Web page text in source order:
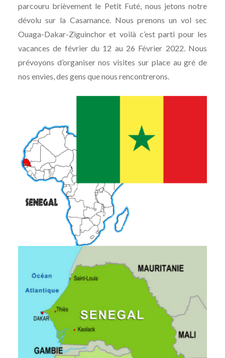
parcouru brièvement le Petit Futé, nous jetons notre
dévolu sur la Casamance. Nous prenons un vol sec
Ouaga-Dakar-Ziguinchor et voilà c’est parti pour les
vacances de février du 12 au 26 Février 2022. Nous
prévoyons d’organiser nos visites sur place au gré de
nos envies, des gens que nous rencontrerons.